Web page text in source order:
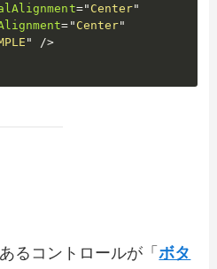
=" Center"
= " Center"
"
/>
るコントロールが「ボタ